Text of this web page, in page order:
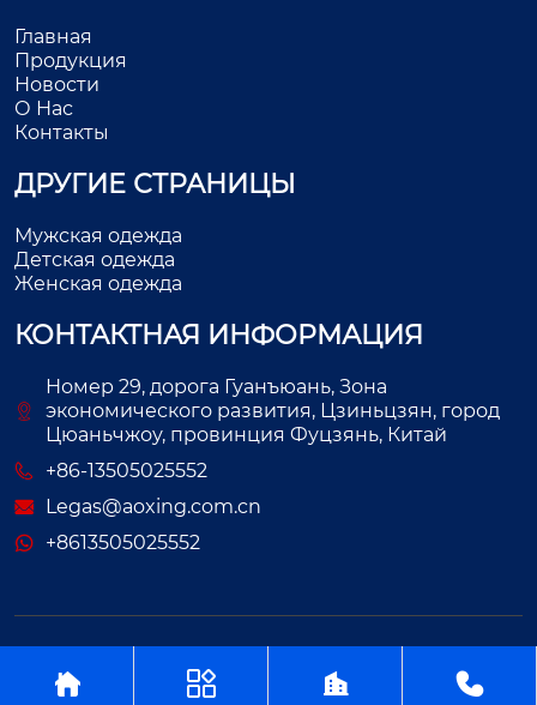
Главная
Продукция
Новости
О Нас
Контакты
ДРУГИЕ СТРАНИЦЫ
Мужская одежда
Детская одежда
Женская одежда
КОНТАКТНАЯ ИНФОРМАЦИЯ
Номер 29, дорога Гуанъюань, Зона
экономического развития, Цзиньцзян, город
Цюаньчжоу, провинция Фуцзянь, Китай
+86-13505025552
Legas@aoxing.com.cn
+8613505025552
   